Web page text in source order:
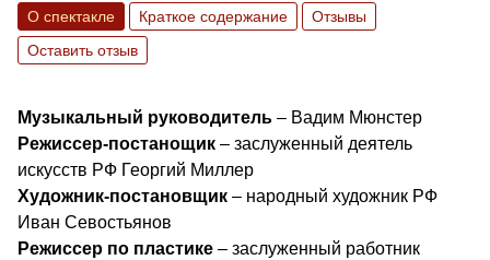
О спектакле Краткое содержание
Отзывы
Оставить отзыв
Музыкальный руководитель – Вадим Мюнстер
Режиссер-постанощик – заслуженный деятель
искусств РФ Георгий Миллер
Художник-постановщик – народный художник РФ
Иван Севостьянов
Режиссер по пластике – заслуженный работник